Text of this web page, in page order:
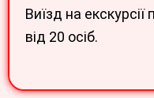
Виїзд на
від 20 осіб.